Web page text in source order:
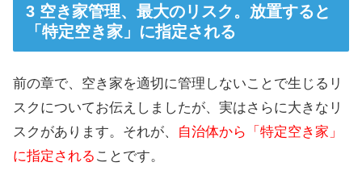
空き家管理、最大のリスク。放置すると
「特定空き家」に指定される
前の章で、空き家を適切に管理しないことで生じるリ
スクについてお伝えしましたが、実はさらに大きなリ
スクがあります。それが、
自治体から「特定空き家」
に指定される ことです。